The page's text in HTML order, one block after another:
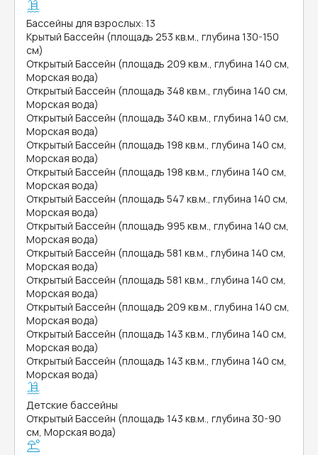
Бассейны для взрослых: 13
Крытый Бассейн (площадь 253 кв.м., глубина 130-150
см)
Открытый Бассейн (площадь 209 кв.м., глубина 140 см,
Морская вода)
Открытый Бассейн (площадь 348 кв.м., глубина 140 см,
Морская вода)
Открытый Бассейн (площадь 340 кв.м., глубина 140 см,
Морская вода)
Открытый Бассейн (площадь 198 кв.м., глубина 140 см,
Морская вода)
Открытый Бассейн (площадь 198 кв.м., глубина 140 см,
Морская вода)
Открытый Бассейн (площадь 547 кв.м., глубина 140 см,
Морская вода)
Открытый Бассейн (площадь 995 кв.м., глубина 140 см,
Морская вода)
Открытый Бассейн (площадь 581 кв.м., глубина 140 см,
Морская вода)
Открытый Бассейн (площадь 581 кв.м., глубина 140 см,
Морская вода)
Открытый Бассейн (площадь 209 кв.м., глубина 140 см,
Морская вода)
Открытый Бассейн (площадь 143 кв.м., глубина 140 см,
Морская вода)
Открытый Бассейн (площадь 143 кв.м., глубина 140 см,
Морская вода)
Детские бассейны
Открытый Бассейн (площадь 143 кв.м., глубина 30-90
см, Морская вода)